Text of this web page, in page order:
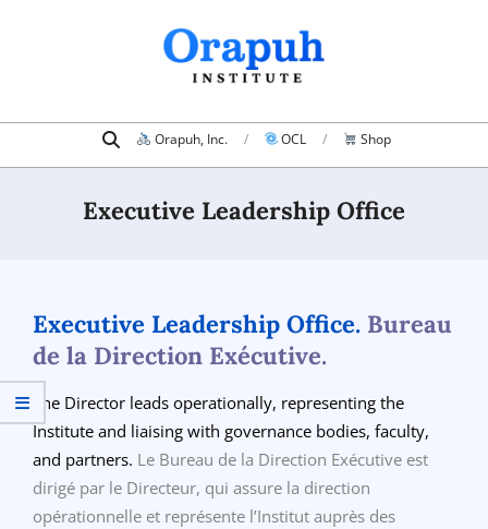
Navigation
Search Orapuh, Inc. OCL Shop
Executive Leadership Office
Executive Leadership Office. Bureau
de la Direction Exécutive.
The Director leads operationally, representing the
Institute and liaising with governance bodies, faculty,
and partners. Le Bureau de la Direction Exécutive est
dirigé par le Directeur, qui assure la direction
opérationnelle et représente l’Institut auprès des